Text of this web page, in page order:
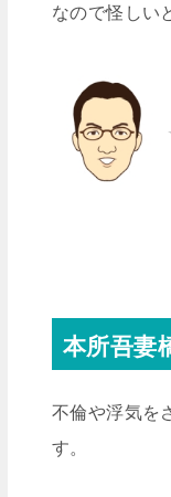
なので怪しい
本所吾妻
不倫や浮気を
す。